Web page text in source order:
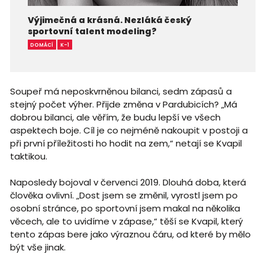
Výjimečná a krásná. Nezláká český
sportovní talent modeling?
DOMÁCÍ K-1
Soupeř má neposkvrněnou bilanci, sedm zápasů a
stejný počet výher. Přijde změna v Pardubicích? „Má
dobrou bilanci, ale věřím, že budu lepší ve všech
aspektech boje. Cíl je co nejméně nakoupit v postoji a
při první příležitosti ho hodit na zem,“ netají se Kvapil
taktikou.
Naposledy bojoval v červenci 2019. Dlouhá doba, která
člověka ovlivní. „Dost jsem se změnil, vyrostl jsem po
osobní stránce, po sportovní jsem makal na několika
věcech, ale to uvidíme v zápase,“ těší se Kvapil, který
tento zápas bere jako výraznou čáru, od které by mělo
být vše jinak.